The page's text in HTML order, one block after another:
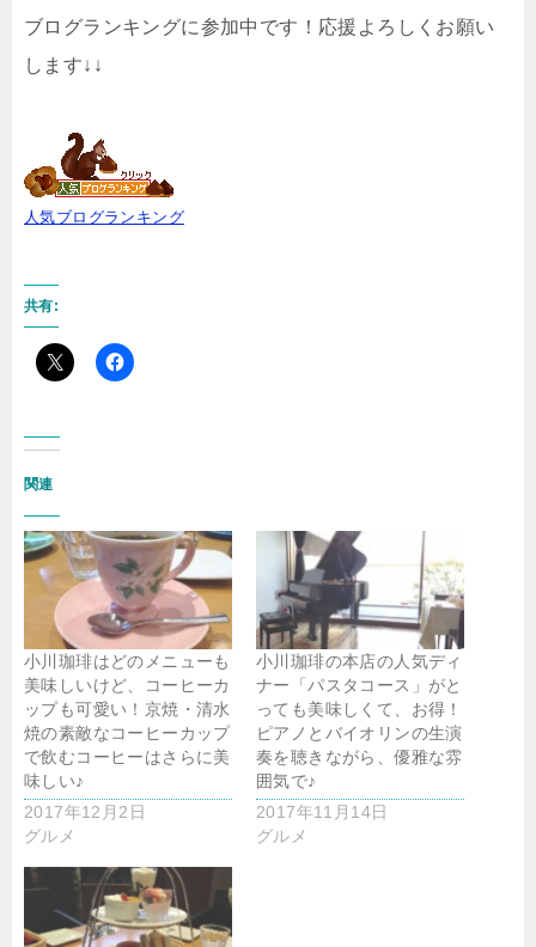
ブログランキングに参加中です！応援よろしくお願い
します↓↓
人気ブログランキング
共有:
関連
小川珈琲はどのメニューも
美味しいけど、コーヒーカ
ップも可愛い！京焼・清水
焼の素敵なコーヒーカップ
で飲むコーヒーはさらに美
味しい♪
2017年12月2日
グルメ
小川珈琲の本店の人気ディ
ナー「パスタコース」がと
っても美味しくて、お得！
ピアノとバイオリンの生演
奏を聴きながら、優雅な雰
囲気で♪
2017年11月14日
グルメ